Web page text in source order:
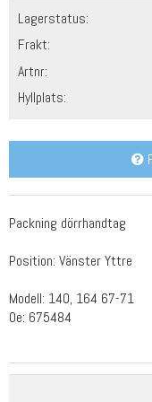
Lagerstatus:
Frakt:
Artnr:
Hyllplats:
Packning dörrhandtag
Position: Vänster Yttre
Modell: 140, 164 67-71
Oe: 675484